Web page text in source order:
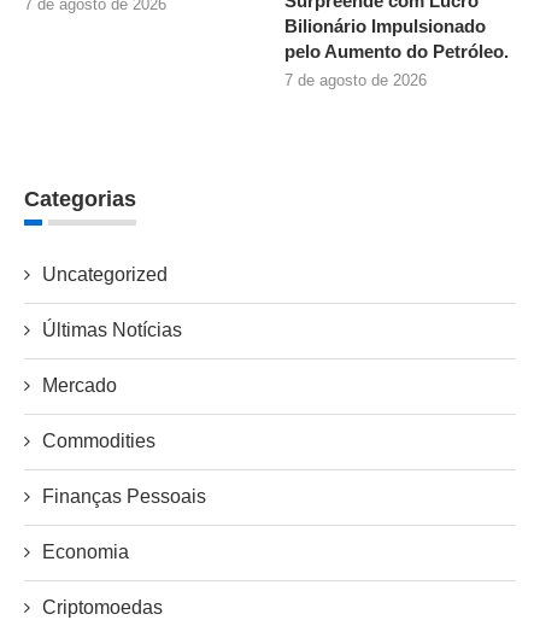
7 de agosto de 2026
Bilionário Impulsionado
pelo Aumento do Petróleo.
7 de agosto de 2026
Categorias
Uncategorized
Últimas Notícias
Mercado
Commodities
Finanças Pessoais
Economia
Criptomoedas